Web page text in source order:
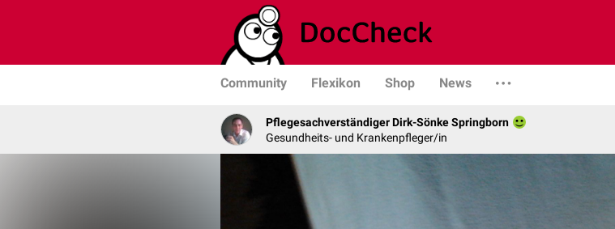
Community Flexikon Shop News
Pflegesachverständiger Dirk-Sönke Springborn
Gesundheits- und Krankenpfleger/in